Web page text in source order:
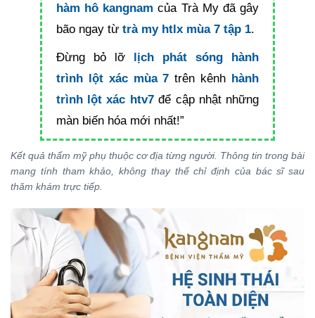
hàm hô kangnam của Trà My đã gây
bão ngay từ trà my htlx mùa 7 tập 1.
Đừng bỏ lỡ lịch phát sóng hành
trình lột xác mùa 7 trên kênh hành
trình lột xác htv7để cập nhật những
màn biến hóa mới nhất!”
Kết quả thẩm mỹ phụ thuộc cơ địa từng người. Thông tin trong bài
mang tính tham khảo, không thay thế chỉ định của bác sĩ sau
thăm khám trực tiếp.